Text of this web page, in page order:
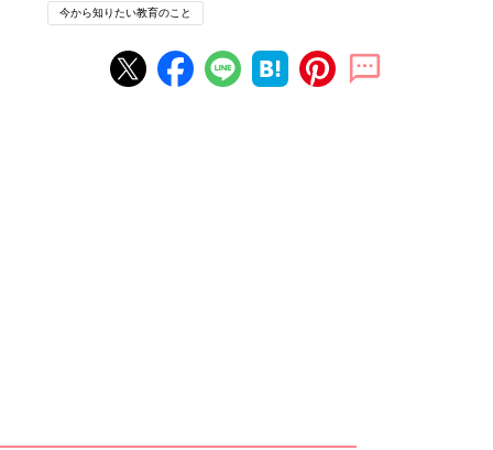
けでグズグズ泣いて30分もかかります。先日は、算数のドリルを
で、励ましたら「うるさい！」と言われ、ますます泣かれまし
た。自宅学習の習慣がついていれば、もっとスムーズだったか
今から知りたい教育のこと